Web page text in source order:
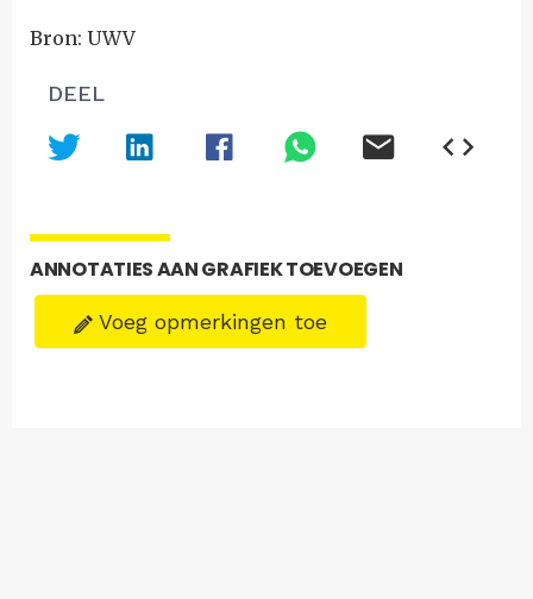
Bron: UWV
DEEL
ANNOTATIES AAN GRAFIEK TOEVOEGEN
Voeg opmerkingen toe